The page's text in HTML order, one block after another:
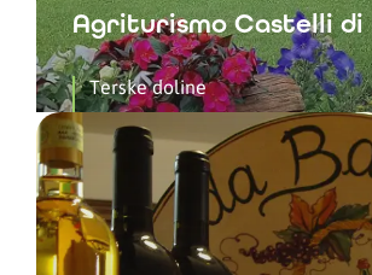
Agriturismo Castelli di
Terske doline